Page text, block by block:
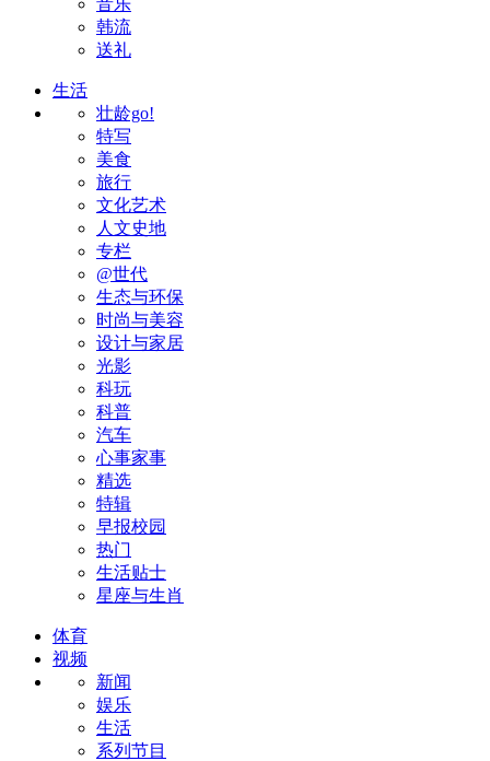
音乐
韩流
送礼
生活
壮龄go!
特写
美食
旅行
文化艺术
人文史地
专栏
@世代
生态与环保
时尚与美容
设计与家居
光影
科玩
科普
汽车
心事家事
精选
特辑
早报校园
热门
生活贴士
星座与生肖
体育
视频
新闻
娱乐
生活
系列节目